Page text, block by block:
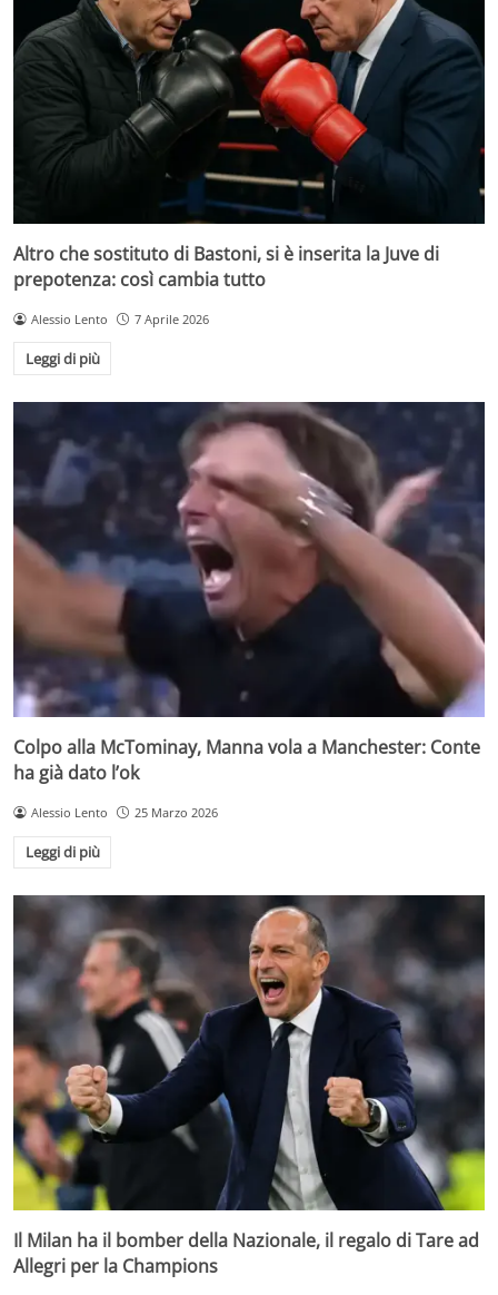
Altro che sostituto di Bastoni, si è inserita la Juve di
prepotenza: così cambia tutto
Alessio Lento 7 Aprile 2026
Leggi di più
Colpo alla McTominay, Manna vola a Manchester: Conte
ha già dato l’ok
Alessio Lento 25 Marzo 2026
Leggi di più
Il Milan ha il bomber della Nazionale, il regalo di Tare ad
Allegri per la Champions